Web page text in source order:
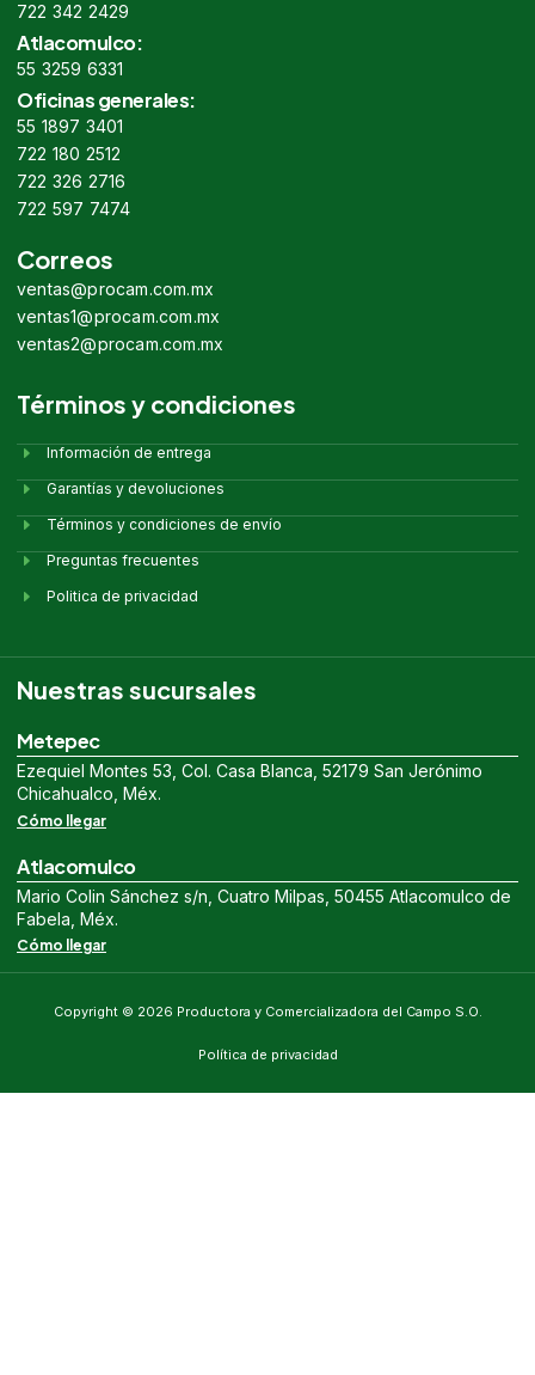
722 342 2429
Atlacomulco:
55 3259 6331
Oficinas generales:
55 1897 3401
722 180 2512
722 326 2716
722 597 7474
Correos
ventas@procam.com.mx
ventas1@procam.com.mx
ventas2@procam.com.mx
Términos y condiciones
Información de entrega
Garantías y devoluciones
Términos y condiciones de envío
Preguntas frecuentes
Politica de privacidad
Nuestras sucursales
Metepec
Ezequiel Montes 53, Col. Casa Blanca, 52179 San Jerónimo
Chicahualco, Méx.
Cómo llegar
Atlacomulco
Mario Colin Sánchez s/n, Cuatro Milpas, 50455 Atlacomulco de
Fabela, Méx.
Cómo llegar
Copyright © 2026 Productora y Comercializadora del Campo S.O.
Política de privacidad